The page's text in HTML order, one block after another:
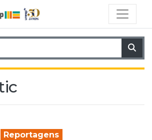
Reportagens